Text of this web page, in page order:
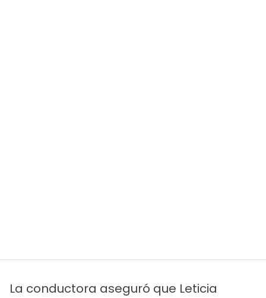
La conductora aseguró que Leticia